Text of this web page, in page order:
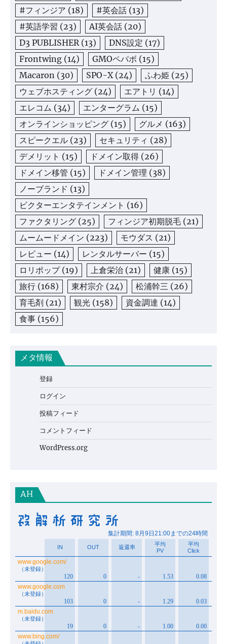
#フィンジア (18) #英会話 (13)
#英語学習 (23) AI英会話 (20)
D3 PUBLISHER(13) DNS設定 (17)
Frontwing (14) GMOペパボ (15)
Macaron (30) SPO-X(24) ふわ姫 (25)
ウェブホスティング (24) エアトリ (14)
エレコム (34) エンターグラム (15)
オンラインショッピング (15) グルメ (163)
スピークエル (23) セキュリティ (28)
デメリット (15) ドメイン取得 (26)
ドメイン移管 (15) ドメイン管理 (38)
ノーブランド (13)
ビクターエンタテインメント (16)
ファクタリング (25) フィンジア初期脱毛 (21)
ムームードメイン (223) モウダス (21)
レビュー (14) レンタルサーバー (15)
ロリポップ(19) 上倉栄治 (21) 健康 (15)
旅行 (168) 東村宗介 (24) 松浦幹三 (26)
育毛剤 (21) 観光 (158) 資金調達 (14)
食事 (156)
メタ情報
登録
ログイン
投稿フィード
コメントフィード
WordPress.org
AH